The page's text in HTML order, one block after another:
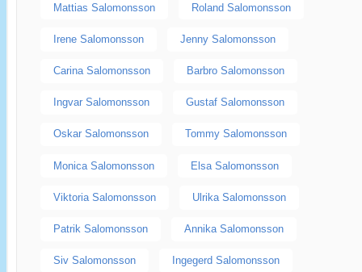
Mattias Salomonsson Roland Salomonsson
Irene Salomonsson Jenny Salomonsson
Carina Salomonsson Barbro Salomonsson
Ingvar Salomonsson Gustaf Salomonsson
Oskar Salomonsson Tommy Salomonsson
Monica Salomonsson Elsa Salomonsson
Viktoria Salomonsson Ulrika Salomonsson
Patrik Salomonsson Annika Salomonsson
Siv Salomonsson Ingegerd Salomonsson